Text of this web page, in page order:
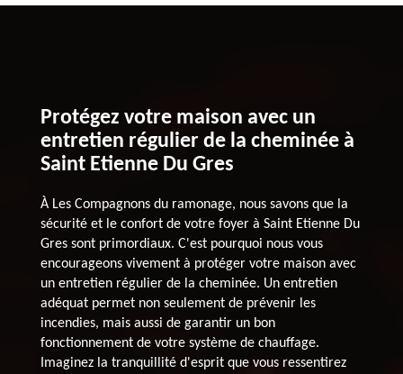
Protégez votre maison avec un
entretien régulier de la cheminée à
Saint Etienne Du Gres
À Les Compagnons du ramonage, nous savons que la
sécurité et le confort de votre foyer à Saint Etienne Du
Gres sont primordiaux. C'est pourquoi nous vous
encourageons vivement à protéger votre maison avec
un entretien régulier de la cheminée. Un entretien
adéquat permet non seulement de prévenir les
incendies, mais aussi de garantir un bon
fonctionnement de votre système de chauffage.
Imaginez la tranquillité d'esprit que vous ressentirez